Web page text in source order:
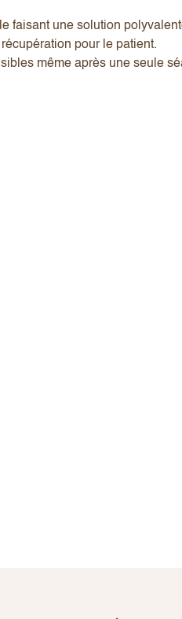
faisant une solution
pour le patient.
même après une seule